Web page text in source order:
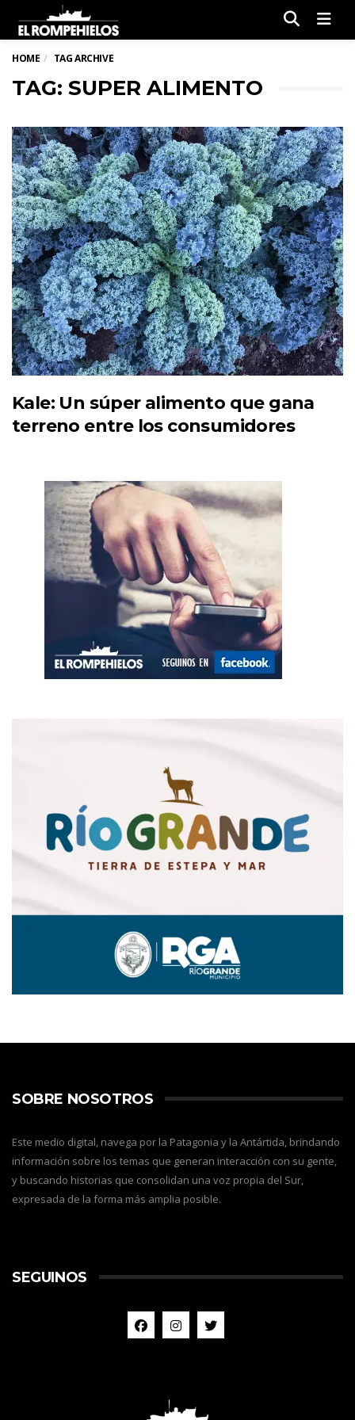
HOME TAG ARCHIVE
TAG: SUPER ALIMENTO
Kale: Un súper alimento que gana
terreno entre los consumidores
SOBRE NOSOTROS
Este medio digital, navega por la Patagonia y la Antártida, brindando
información sobre los temas que generan interacción con su gente,
y buscando historias que consolidan una voz propia del Sur,
expresada de la forma más amplia posible.
SEGUINOS